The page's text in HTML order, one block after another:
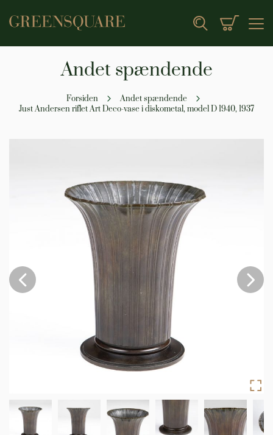
Search Min
Andet spændende
Forsiden
Andet spændende
Just Andersen riflet Art Deco-vase i diskometal, model D 1940, 1937